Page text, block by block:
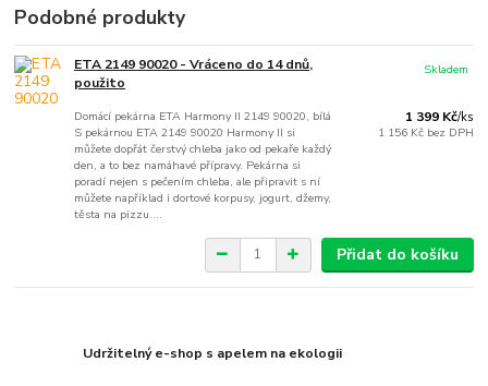
Podobné produkty
ETA 2149 90020 - Vráceno do 14 dnů,
použito
Domácí pekárna ETA Harmony II 2149 90020, bílá
S pekárnou ETA 2149 90020 Harmony II si
můžete dopřát čerstvý chleba jako od pekaře každý
den, a to bez namáhavé přípravy. Pekárna si
poradí nejen s pečením chleba, ale připravit s ní
můžete například i dortové korpusy, jogurt, džemy,
těsta na pizzu....
1 399 Kč/ks
1 156 Kč bez DPH
Skladem
Přidat do košíku
Udržitelný e-shop s apelem na ekologii